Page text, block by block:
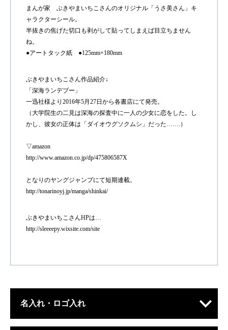
まんが家 ぶきやまいちこさんのオリジナル「うさ美さん」キ
ャラクターシール。
半抜きの焦げた切口も剥がして貼ってしまえば目立ちません
ね。
●アートタック紙 ●125mm×180mm
ぶきやまいちこさん作品紹介↓
「深海ランデブー」
一迅社様より2016年5月27日から各書店にて発売。
（大学院生の二見は深海の探査中に一人の少女に恋をした。し
かし、彼女の正体は「ダイオウグソクムシ」だった…….）
▽amazon
http://www.amazon.co.jp/dp/475806587X
となりのヤングジャンプにて短期連載。
http://tonarinoyj.jp/manga/shinkai/
ぶきやまいちこさんHPは…
http://sleeeepy.wixsite.com/site
名入れ・ロゴ入れ